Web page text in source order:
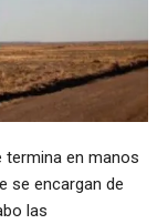
termina en manos
se encargan de
las